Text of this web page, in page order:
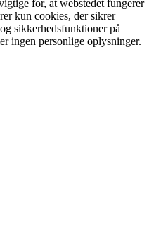
for, at webstedet fungerer
kun cookies, der sikrer
sikkerhedsfunktioner på
ingen personlige oplysninger.